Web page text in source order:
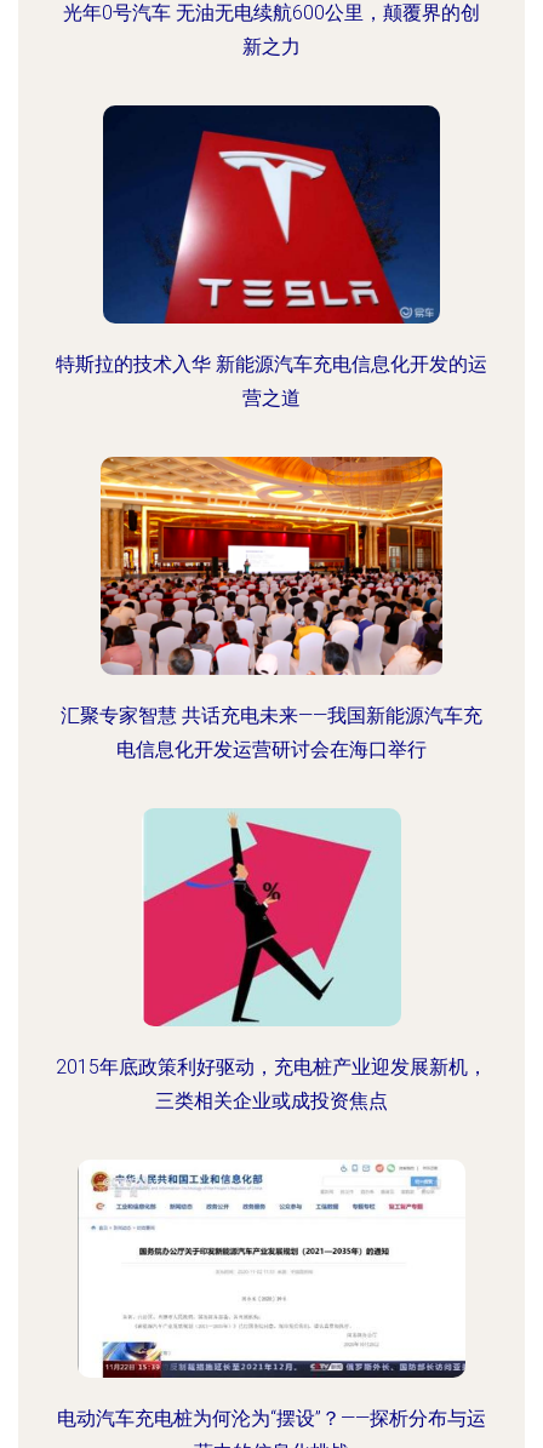
光年0号汽车 无油无电续航600公里，颠覆界的创
新之力
特斯拉的技术入华 新能源汽车充电信息化开发的运
营之道
汇聚专家智慧 共话充电未来——我国新能源汽车充
电信息化开发运营研讨会在海口举行
2015年底政策利好驱动，充电桩产业迎发展新机，
三类相关企业或成投资焦点
电动汽车充电桩为何沦为“摆设”？——探析分布与运